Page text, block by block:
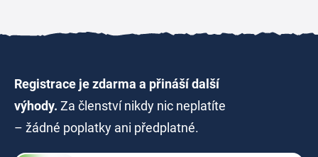
Registrace je zdarma a přináší další
výhody. Za členství nikdy nic neplatíte
– žádné poplatky ani předplatné.